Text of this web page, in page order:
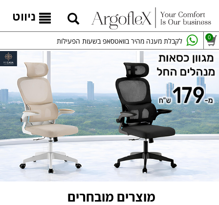
ניווט
לקבלת מענה מהיר בוואטסאפ בשעות הפעילות 0
מוצרים מובחרים